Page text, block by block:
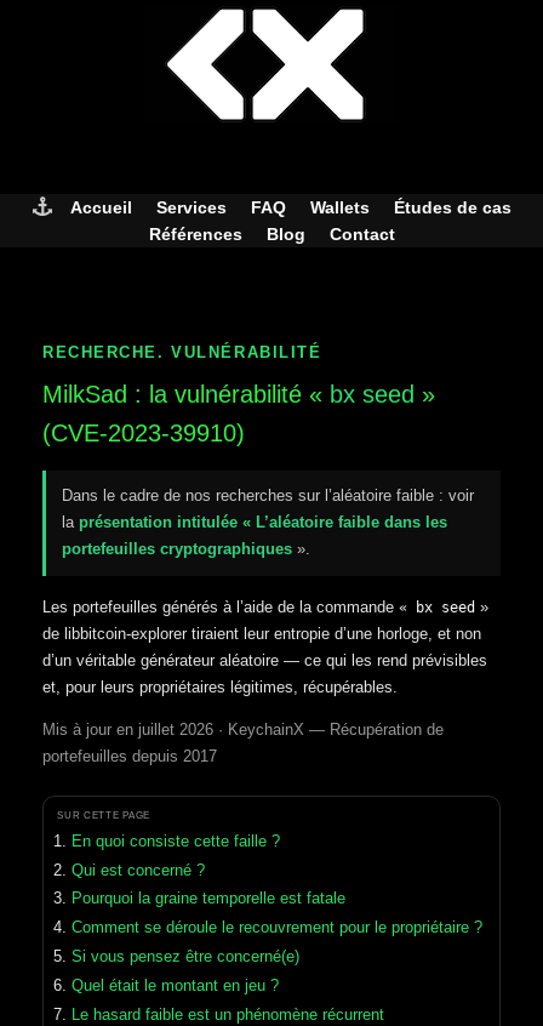
Accueil Services FAQ Wallets
Études de cas
Références
Blog Contact
RECHERCHE. VULNÉRABILITÉ
MilkSad : la vulnérabilité « bx seed »
(CVE-2023-39910)
Dans le cadre de nos recherches sur l’aléatoire faible : voir
la présentation intitulée « L’aléatoire faible dans les
portefeuilles cryptographiques ».
Les portefeuilles générés à l’aide de la commande « bx seed »
de libbitcoin-explorer tiraient leur entropie d’une horloge, et non
d’un véritable générateur aléatoire — ce qui les rend prévisibles
et, pour leurs propriétaires légitimes, récupérables.
Mis à jour en juillet 2026 · KeychainX — Récupération de
portefeuilles depuis 2017
SUR CETTE PAGE
En quoi consiste cette faille ?
Qui est concerné ?
Pourquoi la graine temporelle est fatale
Comment se déroule le recouvrement pour le propriétaire ?
Si vous pensez être concerné(e)
Quel était le montant en jeu ?
Le hasard faible est un phénomène récurrent